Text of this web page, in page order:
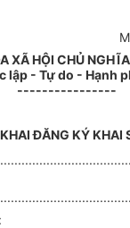
XÃ HỘI CHỦ
lập - Tự do - Hạnh
----------------
ĐĂNG KÝ KHAI